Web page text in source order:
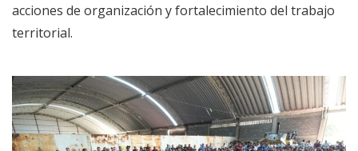
acciones de organización y fortalecimiento del trabajo
territorial.